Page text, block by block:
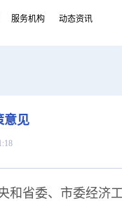
服务机构 动态资讯
意见
和省委、市委经济